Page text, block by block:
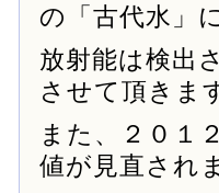
の「古代水」
放射能は検出
させて頂きま
また、２０１
値が見直され